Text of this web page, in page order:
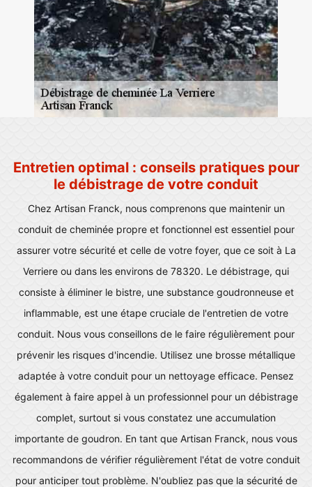
Entretien optimal : conseils pratiques pour
le débistrage de votre conduit
Chez Artisan Franck, nous comprenons que maintenir un
conduit de cheminée propre et fonctionnel est essentiel pour
assurer votre sécurité et celle de votre foyer, que ce soit à La
Verriere ou dans les environs de 78320. Le débistrage, qui
consiste à éliminer le bistre, une substance goudronneuse et
inflammable, est une étape cruciale de l'entretien de votre
conduit. Nous vous conseillons de le faire régulièrement pour
prévenir les risques d'incendie. Utilisez une brosse métallique
adaptée à votre conduit pour un nettoyage efficace. Pensez
également à faire appel à un professionnel pour un débistrage
complet, surtout si vous constatez une accumulation
importante de goudron. En tant que Artisan Franck, nous vous
recommandons de vérifier régulièrement l'état de votre conduit
pour anticiper tout problème. N'oubliez pas que la sécurité de